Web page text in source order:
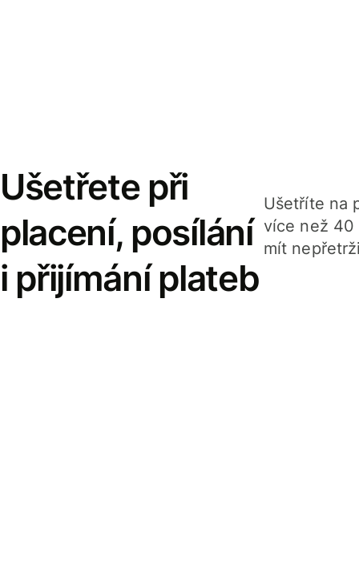
Ušetřete při
placení, posílání
i přijímání plateb
Ušetříte na
více než 40
mít